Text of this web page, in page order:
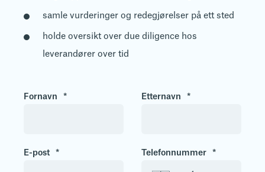
samle vurderinger og redegjørelser på ett sted
holde oversikt over due diligence hos
leverandører over tid
Fornavn * Etternavn *
E-post * Telefonnummer *